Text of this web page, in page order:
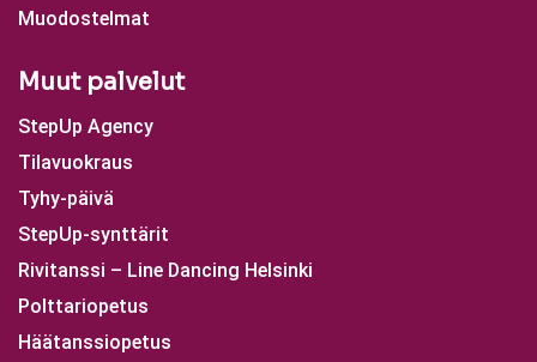
Muodostelmat
Muut palvelut
StepUp Agency
Tilavuokraus
Tyhy-päivä
StepUp-synttärit
Rivitanssi – Line Dancing Helsinki
Polttariopetus
Häätanssiopetus